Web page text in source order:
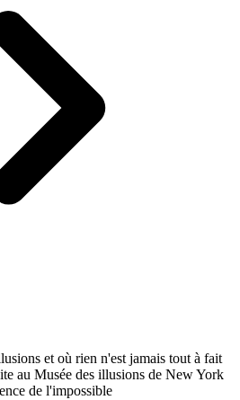
et où rien n'est jamais tout à fait
au Musée des illusions de New York
de l'impossible